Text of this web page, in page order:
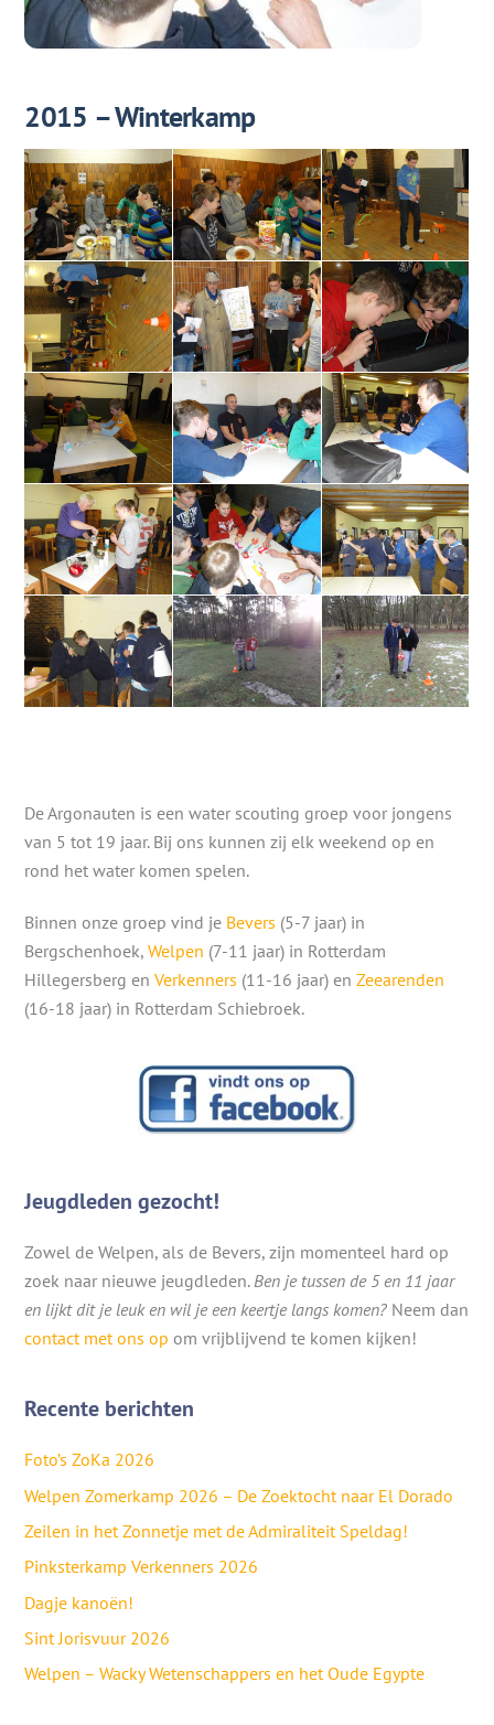
2015 – Winterkamp
De Argonauten is een water scouting groep voor jongens
van 5 tot 19 jaar. Bij ons kunnen zij elk weekend op en
rond het water komen spelen.
Binnen onze groep vind je Bevers (5-7 jaar) in
Bergschenhoek,Welpen (7-11 jaar) in Rotterdam
Hillegersberg enVerkenners (11-16 jaar) enZeearenden
(16-18 jaar) in Rotterdam Schiebroek.
Jeugdleden gezocht!
Zowel de Welpen, als de Bevers, zijn momenteel hard op
zoek naar nieuwe jeugdleden. Ben je tussen de 5 en 11 jaar
en lijkt dit je leuk en wil je een keertje langs komen? Neem dan
contact met ons op om vrijblijvend te komen kijken!
Recente berichten
Foto’s ZoKa 2026
Welpen Zomerkamp 2026 – De Zoektocht naar El Dorado
Zeilen in het Zonnetje met de Admiraliteit Speldag!
Pinksterkamp Verkenners 2026
Dagje kanoën!
Sint Jorisvuur 2026
Welpen – Wacky Wetenschappers en het Oude Egypte